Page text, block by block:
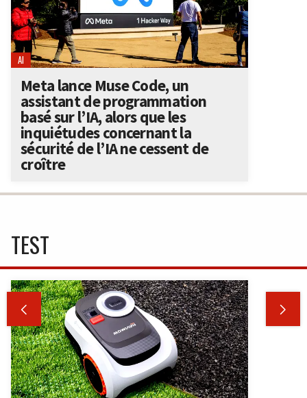
AI
Meta lance Muse Code, un
assistant de programmation
basé sur l’IA, alors que les
inquiétudes concernant la
sécurité de l’IA ne cessent de
croître
TEST
 